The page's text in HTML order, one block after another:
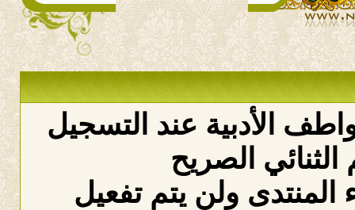
الأدبية عند التسجيل
الصريح
ولن يتم تفعيل